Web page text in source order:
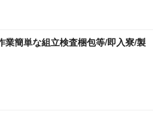
業簡単な組立検査梱包等/即入寮/製